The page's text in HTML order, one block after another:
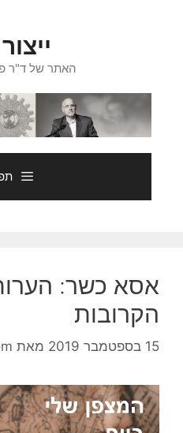
האתר של ד"ר
אסא כשר:
הקרובות
15 בספטמבר 2019 מאת